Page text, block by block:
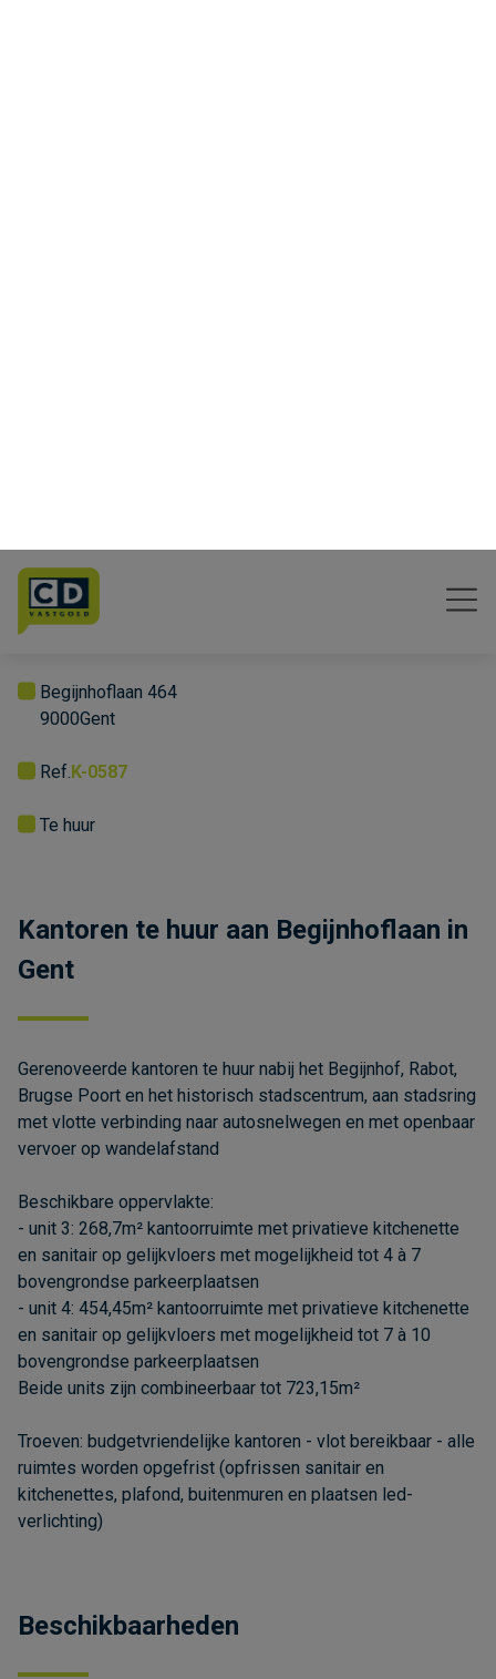
Algemeen
Gent
9000
Begijnhoflaan 464
Ref. K-0587
Te huur
Kantoren te huur aan Begijnhoflaan in
Gent
Gerenoveerde kantoren te huur nabij het Begijnhof, Rabot,
Brugse Poort en het historisch stadscentrum, aan stadsring
met vlotte verbinding naar autosnelwegen en met openbaar
vervoer op wandelafstand
Beschikbare oppervlakte:
- unit 3: 268,7m² kantoorruimte met privatieve kitchenette
en sanitair op gelijkvloers met mogelijkheid tot 4 à 7
bovengrondse parkeerplaatsen
- unit 4: 454,45m² kantoorruimte met privatieve kitchenette
en sanitair op gelijkvloers met mogelijkheid tot 7 à 10
bovengrondse parkeerplaatsen
Beide units zijn combineerbaar tot 723,15m²
Troeven: budgetvriendelijke kantoren - vlot bereikbaar - alle
ruimtes worden opgefrist (opfrissen sanitair en
kitchenettes, plafond, buitenmuren en plaatsen led-
verlichting)
Beschikbaarheden